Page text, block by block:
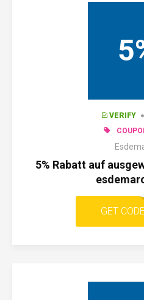
VERIFY
5% Rabatt auf
GET CODE